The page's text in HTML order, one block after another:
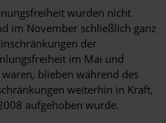
wurden nicht
im November schließlich ganz
der
im Mai und
blieben während des
weiterhin in Kraft,
aufgehoben wurde.